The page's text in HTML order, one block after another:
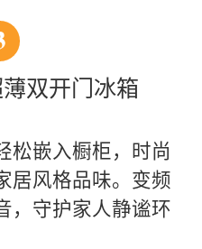
双开门冰箱
松嵌入橱柜，时尚
居风格品味。变频
，守护家人静谧环